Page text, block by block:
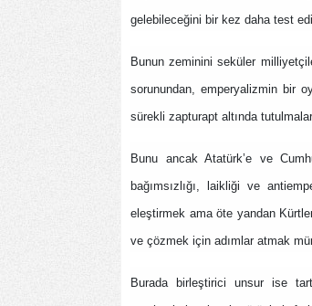
gelebileceğini bir kez daha test
Bunun zeminini seküler
sorunundan, emperyalizmin bir
sürekli zapturapt altında
Bunu ancak Atatürk’e ve
bağımsızlığı, laikliği ve
eleştirmek ama öte yandan
ve çözmek için adımlar atmak
Burada birleştirici unsur ise